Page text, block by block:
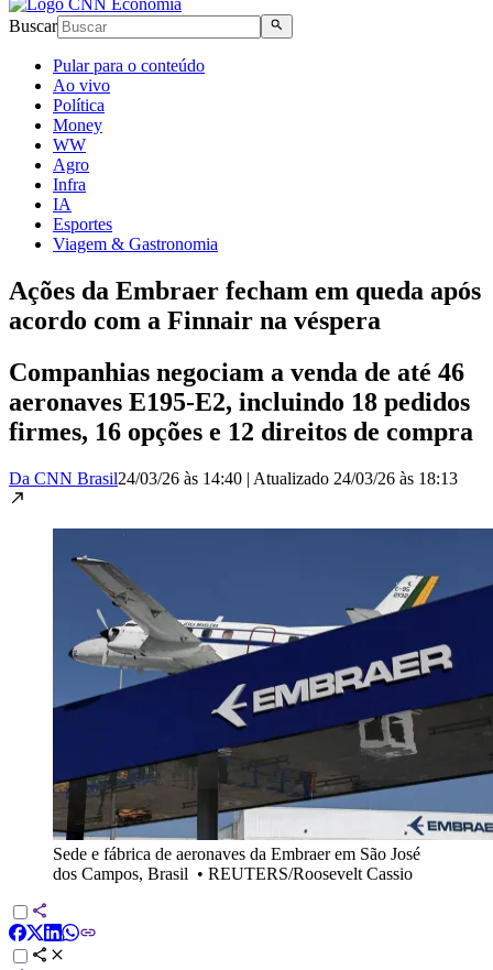
Buscar
Pular para o conteúdo
Ao vivo
Política
Money
WW
Agro
Infra
IA
Esportes
Viagem & Gastronomia
Ações da Embraer fecham em queda após
acordo com a Finnair na véspera
Companhias negociam a venda de até 46
aeronaves E195-E2, incluindo 18 pedidos
firmes, 16 opções e 12 direitos de compra
Da CNN Brasil24/03/26 às 14:40 | Atualizado 24/03/26 às 18:13
Sede e fábrica de aeronaves da Embraer em São José
dos Campos, Brasil • REUTERS/Roosevelt Cassio